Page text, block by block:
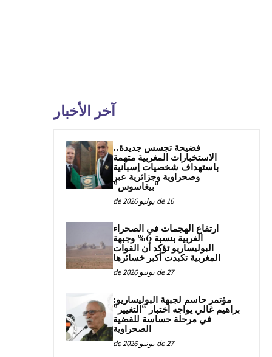
آخر الأخبار
فضيحة تجسس جديدة..
الاستخبارات المغربية متهمة
باستهداف شخصيات إسبانية
وصحراوية وجزائرية عبر
“بيغاسوس”
16 de يوليو de 2026
ارتفاع الهجمات في الصحراء
الغربية بنسبة 6% وجبهة
البوليساريو تؤكد أن القوات
المغربية تكبدت أكبر خسائرها
27 de يونيو de 2026
مؤتمر حاسم لجبهة البوليساريو:
براهيم غالي يواجه اختبار “التغيير”
في مرحلة حساسة للقضية
الصحراوية
27 de يونيو de 2026